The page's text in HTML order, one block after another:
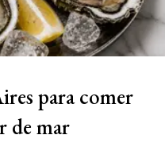
para comer
de mar